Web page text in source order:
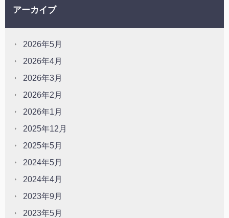
アーカイブ
2026年5月
2026年4月
2026年3月
2026年2月
2026年1月
2025年12月
2025年5月
2024年5月
2024年4月
2023年9月
2023年5月